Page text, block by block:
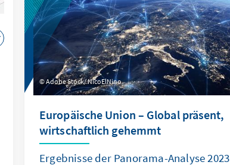
Adobe Stock/ NicoElNino
Europäische Union – Global präsent,
wirtschaftlich gehemmt
Ergebnisse der Panorama-Analyse 2023